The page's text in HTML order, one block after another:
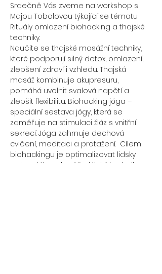
Srdečně Vás zveme na workshop s
Majou Tobolovou týkající se tématu
Rituály omlazení biohacking a thajské
techniky.
Naučíte se thajské masážní techniky,
které podporují silný detox, omlazení,
zlepšení zdraví i vzhledu. Thajská
masáž kombinuje akupresuru,
pomáhá uvolnit svalová napětí a
zlepšit flexibilitu. Biohacking jóga –
speciální sestava jógy, která se
zaměřuje na stimulaci žláz s vnitřní
sekrecí. Jóga zahrnuje dechová
cvičení, meditaci a protažení.  Cílem
biohackingu je optimalizovat lidsky
potenciál a zdraví. Praktické techniky a